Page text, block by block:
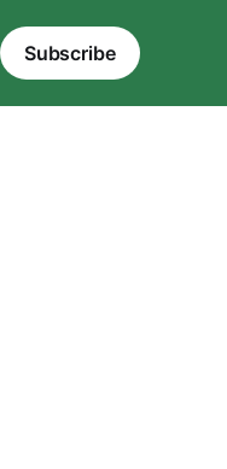
Subscribe